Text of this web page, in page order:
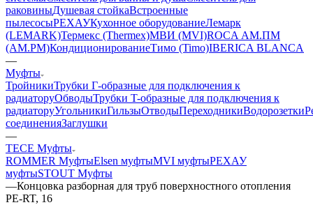
раковиныДушевая стойкаВстроенные
пылесосыРЕХАУКухонное оборудованиеЛемарк
(LEMARK)Термекс (Thermex)МВИ (MVI)ROCA АМ.ПМ
(AM.PM)КондиционированиеТимо (Timo)IBERICA BLANCA
—
Муфты
ТройникиТрубки Г-образные для подключения к
радиаторуОбводыТрубки T-образные для подключения к
радиаторуУгольникиГильзыОтводыПереходникиВодорозетки
соединенияЗаглушки
—
TECE Муфты
ROMMER МуфтыElsen муфтыMVI муфтыРЕХАУ
муфтыSTOUT Муфты
—Концовка разборная для труб поверхностного отопления
PE-RT, 16